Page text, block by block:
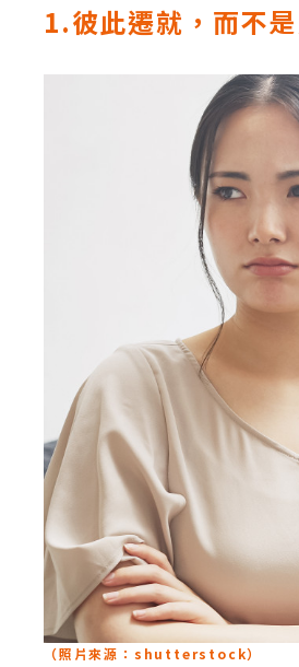
1.彼此遷就，而不
（照片來源：shutterstock）